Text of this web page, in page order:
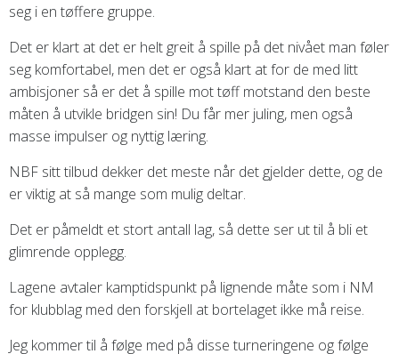
seg i en tøffere gruppe.
Det er klart at det er helt greit å spille på det nivået man føler
seg komfortabel, men det er også klart at for de med litt
ambisjoner så er det å spille mot tøff motstand den beste
måten å utvikle bridgen sin! Du får mer juling, men også
masse impulser og nyttig læring.
NBF sitt tilbud dekker det meste når det gjelder dette, og de
er viktig at så mange som mulig deltar.
Det er påmeldt et stort antall lag, så dette ser ut til å bli et
glimrende opplegg.
Lagene avtaler kamptidspunkt på lignende måte som i NM
for klubblag med den forskjell at bortelaget ikke må reise.
Jeg kommer til å følge med på disse turneringene og følge